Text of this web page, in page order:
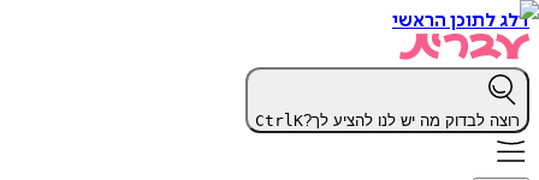
דלג לתוכן הראשי
רוצה לבדוק מה יש לנו להציע לך? CtrlK